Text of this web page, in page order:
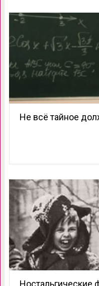
Не всё тайное
Ностальгические